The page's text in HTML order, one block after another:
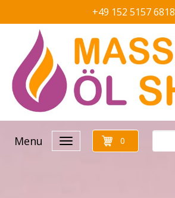
+49 152 5157 6818
Menu 0